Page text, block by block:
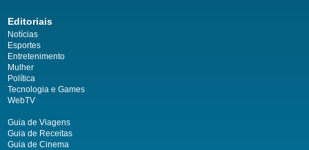
Editoriais
Notícias
Esportes
Entretenimento
Mulher
Política
Tecnologia e Games
WebTV
Guia de Viagens
Guia de Receitas
Guia de Cinema